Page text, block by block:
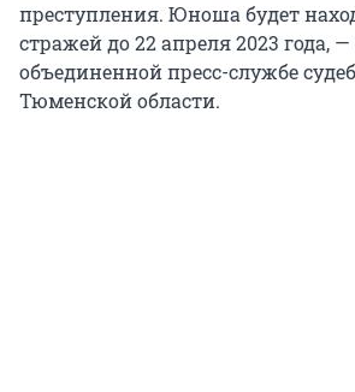
преступления. Юноша будет
стражей до 22 апреля 2023 года,
объединенной пресс-службе
Тюменской области.